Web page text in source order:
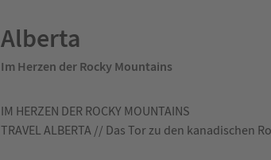
Alberta
Im Herzen der Rocky Mountains
IM HERZEN DER ROCKY MOUNTAINS
TRAVEL ALBERTA // Das Tor zu den kanadischen